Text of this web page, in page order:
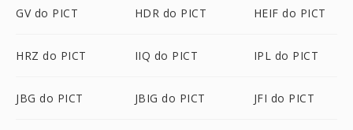
GV do PICT HDR do PICT HEIF do PICT
HRZ do PICT IIQ do PICT IPL do PICT
JBG do PICT JBIG do PICT JFI do PICT